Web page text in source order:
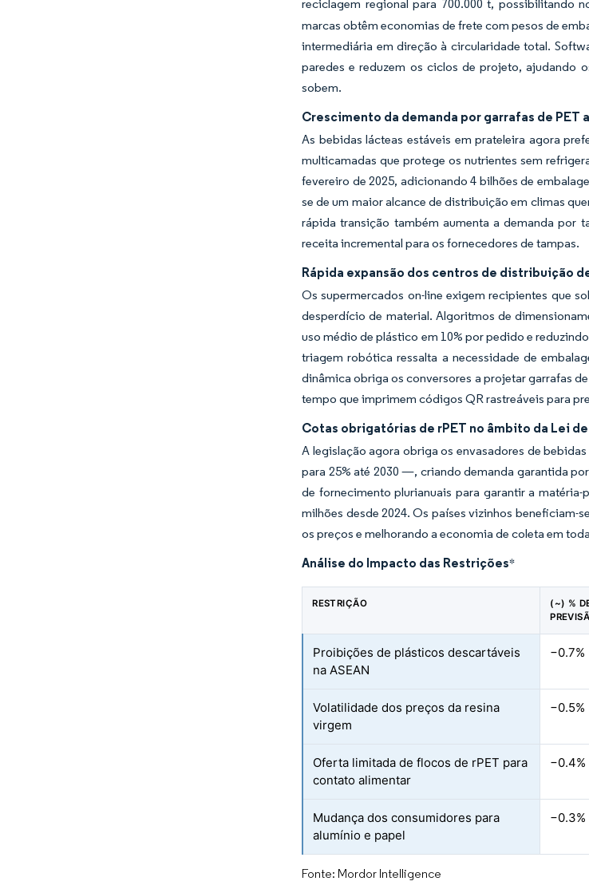
reciclagem regional para 700.000 t, possibilitando
marcas obtêm economias de frete com pesos de
intermediária em direção à circularidade total.
paredes e reduzem os ciclos de projeto, ajudando
sobem.
Crescimento da demanda por garrafas de
As bebidas lácteas estáveis em prateleira agora
multicamadas que protege os nutrientes sem
fevereiro de 2025, adicionando 4 bilhões de
se de um maior alcance de distribuição em climas
rápida transição também aumenta a demanda por
receita incremental para os fornecedores de tampas.
Rápida expansão dos centros de distribuição
Os supermercados on-line exigem recipientes que
desperdício de material. Algoritmos de
uso médio de plástico em 10% por pedido e
triagem robótica ressalta a necessidade de
dinâmica obriga os conversores a projetar garrafas
tempo que imprimem códigos QR rastreáveis para
Cotas obrigatórias de rPET no âmbito da Lei
A legislação agora obriga os envasadores de
para 25% até 2030 —, criando demanda garantida
de fornecimento plurianuais para garantir a
milhões desde 2024. Os países vizinhos beneficiam-
os preços e melhorando a economia de coleta em
Análise do Impacto das Restrições*
RESTRIÇÃO
(~) %
Proibições de plásticos descartáveis
na ASEAN
−0.7%
Volatilidade dos preços da resina
virgem
−0.5%
Oferta limitada de flocos de rPET para
contato alimentar
−0.4%
Mudança dos consumidores para
alumínio e papel
−0.3%
Fonte: Mordor Intelligence